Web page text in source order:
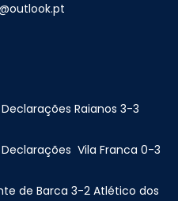
Raianos 3-3
Vila Franca 0-3
de Barca 3-2 Atlético dos